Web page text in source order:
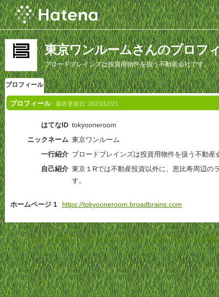
東京ワンルームさんのプロフ
ブロードブレインズは投資用物件を扱う不動産会社です。
プロフィール
プロフィール 最終更新日: 2023/12/21
はてなID tokyooneroom
ニックネーム 東京ワンルーム
一行紹介 ブロードブレインズは投資用物件を扱う不動産
自己紹介 東京１Rでは不動産投資以外に、恵比寿周辺の
す。
ホームページ 1 https://tokyooneroom.broadbrains.com
ホーム-利用規約-プライバシーポリシー-お問い合わせ-特定商